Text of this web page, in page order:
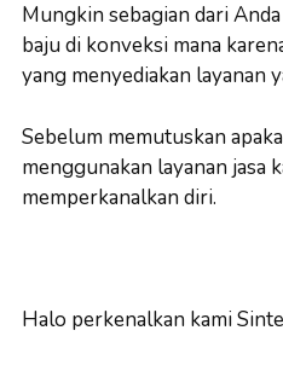
Mungkin sebagian dari
baju di konveksi mana
yang menyediakan layanan
Sebelum memutuskan
menggunakan layanan jasa
memperkanalkan diri.
Halo perkenalkan kami